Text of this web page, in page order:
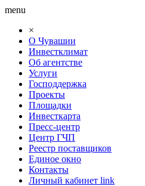
menu
×
О Чувашии
Инвестклимат
Об агентстве
Услуги
Господдержка
Проекты
Площадки
Инвесткарта
Пресс-центр
Центр ГЧП
Реестр поставщиков
Единое окно
Контакты
Личный кабинет link